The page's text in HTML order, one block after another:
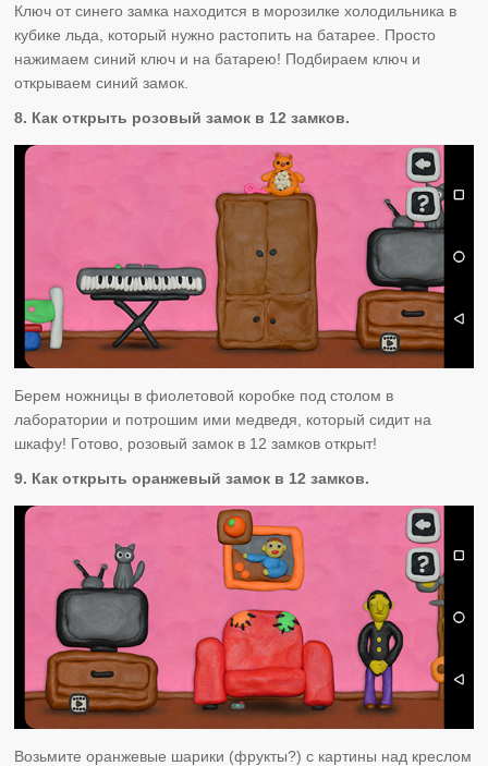
Ключ от синего замка находится в морозилке холодильника в
кубике льда, который нужно растопить на батарее. Просто
нажимаем синий ключ и на батарею! Подбираем ключ и
открываем синий замок.
8. Как открыть розовый замок в 12 замков.
Берем ножницы в фиолетовой коробке под столом в
лаборатории и потрошим ими медведя, который сидит на
шкафу! Готово, розовый замок в 12 замков открыт!
9. Как открыть оранжевый замок в 12 замков.
Возьмите оранжевые шарики (фрукты?) с картины над креслом